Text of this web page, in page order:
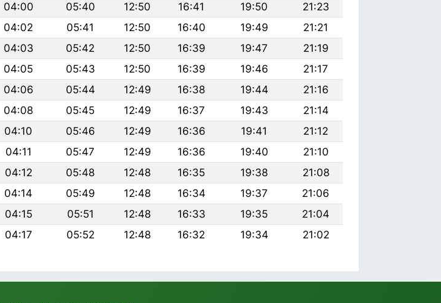
04:00 05:40 12:50 16:41 19:50
21:23
04:02 05:41 12:50 16:40 19:49
21:21
04:03 05:42 12:50 16:39 19:47
21:19
04:05 05:43 12:50 16:39 19:46
21:17
04:06 05:44 12:49 16:38 19:44
21:16
04:08 05:45 12:49 16:37 19:43
21:14
04:10 05:46 12:49 16:36 19:41
21:12
04:11 05:47 12:49 16:36 19:40
21:10
04:12 05:48 12:48 16:35 19:38
21:08
04:14 05:49 12:48 16:34 19:37
21:06
04:15 05:51 12:48 16:33 19:35
21:04
04:17 05:52 12:48 16:32 19:34 21:02